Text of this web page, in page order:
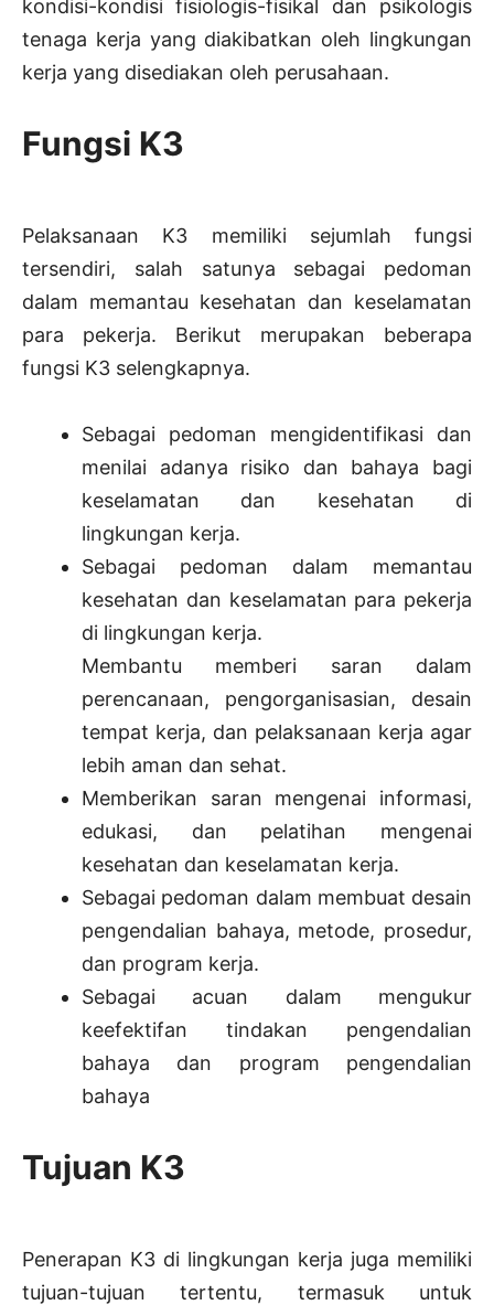
kondisi-kondisi fisiologis-fisikal dan psikologis
tenaga kerja yang diakibatkan oleh lingkungan
kerja yang disediakan oleh perusahaan.
Fungsi K3
Pelaksanaan K3 memiliki sejumlah fungsi
tersendiri, salah satunya sebagai pedoman
dalam memantau kesehatan dan keselamatan
para pekerja. Berikut merupakan beberapa
fungsi K3 selengkapnya.
Sebagai pedoman mengidentifikasi dan
menilai adanya risiko dan bahaya bagi
keselamatan dan kesehatan di
lingkungan kerja.
Sebagai pedoman dalam memantau
kesehatan dan keselamatan para pekerja
di lingkungan kerja.
Membantu memberi saran dalam
perencanaan, pengorganisasian, desain
tempat kerja, dan pelaksanaan kerja agar
lebih aman dan sehat.
Memberikan saran mengenai informasi,
edukasi, dan pelatihan mengenai
kesehatan dan keselamatan kerja.
Sebagai pedoman dalam membuat desain
pengendalian bahaya, metode, prosedur,
dan program kerja.
Sebagai acuan dalam mengukur
keefektifan tindakan pengendalian
bahaya dan program pengendalian
bahaya
Tujuan K3
Penerapan K3 di lingkungan kerja juga memiliki
tujuan-tujuan tertentu, termasuk untuk